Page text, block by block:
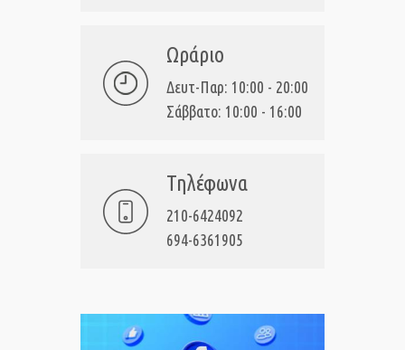
Ωράριο
Δευτ-Παρ: 10:00 - 20:00
Σάββατο: 10:00 - 16:00
Τηλέφωνα
210-6424092
694-6361905